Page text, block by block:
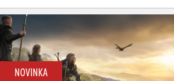
NOVINKA